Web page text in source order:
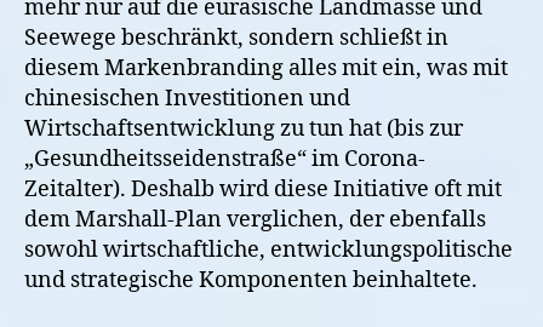
mehr nur auf die eurasische Landmasse und
Seewege beschränkt, sondern schließt in
diesem Markenbranding alles mit ein, was mit
chinesischen Investitionen und
Wirtschaftsentwicklung zu tun hat (bis zur
„Gesundheitsseidenstraße“ im Corona-
Zeitalter). Deshalb wird diese Initiative oft mit
dem Marshall-Plan verglichen, der ebenfalls
sowohl wirtschaftliche, entwicklungspolitische
und strategische Komponenten beinhaltete.